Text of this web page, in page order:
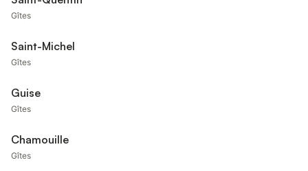
Gîtes
Saint-Michel
Gîtes
Guise
Gîtes
Chamouille
Gîtes